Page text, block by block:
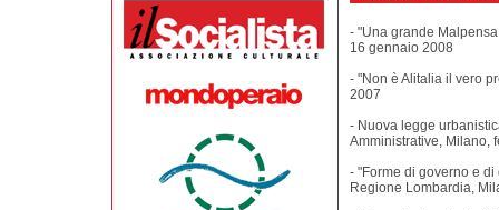
- "Una grande
16 gennaio 2008
- "Non è Alitalia il vero
2007
- Nuova legge
Amministrative, Milano,
- "Forme di governo e
Regione Lombardia,